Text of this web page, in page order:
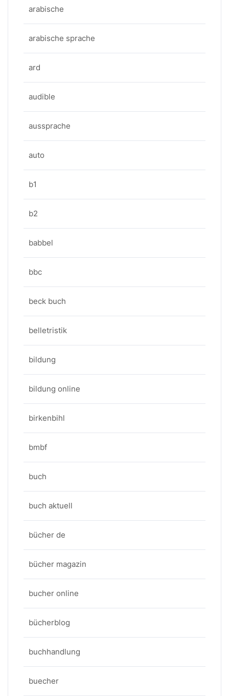
arabische
arabische sprache
ard
audible
aussprache
auto
b1
b2
babbel
bbc
beck buch
belletristik
bildung
bildung online
birkenbihl
bmbf
buch
buch aktuell
bücher de
bücher magazin
bucher online
bücherblog
buchhandlung
buecher